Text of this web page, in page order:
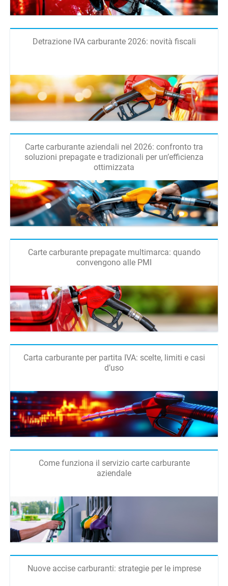
Detrazione IVA carburante 2026: novità fiscali
Carte carburante aziendali nel 2026: confronto tra
soluzioni prepagate e tradizionali per un’efficienza
ottimizzata
Carte carburante prepagate multimarca: quando
convengono alle PMI
Carta carburante per partita IVA: scelte, limiti e casi
d’uso
Come funziona il servizio carte carburante
aziendale
Nuove accise carburanti: strategie per le imprese